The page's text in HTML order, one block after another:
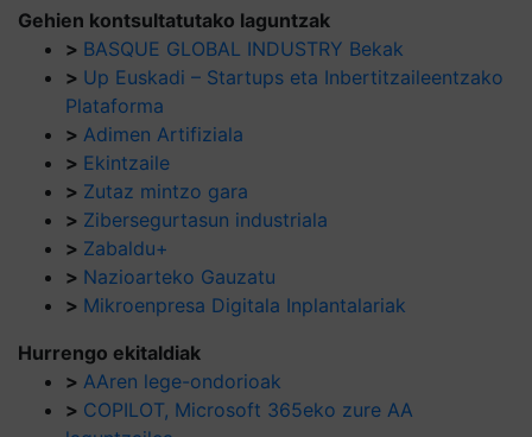
Gehien kontsultatutako laguntzak
> BASQUE GLOBAL INDUSTRY Bekak
> Up Euskadi – Startups eta Inbertitzaileentzako
Plataforma
> Adimen Artifiziala
> Ekintzaile
> Zutaz mintzo gara
> Zibersegurtasun industriala
> Zabaldu+
> Nazioarteko Gauzatu
> Mikroenpresa Digitala Inplantalariak
Hurrengo ekitaldiak
> AAren lege-ondorioak
> COPILOT, Microsoft 365eko zure AA